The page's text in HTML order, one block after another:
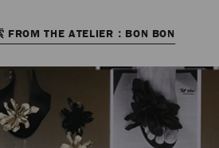
FROM THE ATELIER：BON BON